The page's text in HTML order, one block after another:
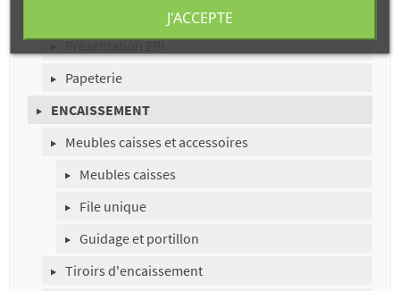
Présentation EPI
Papeterie
ENCAISSEMENT
Meubles caisses et accessoires
Meubles caisses
File unique
Guidage et portillon
Tiroirs d'encaissement
J'ACCEPTE